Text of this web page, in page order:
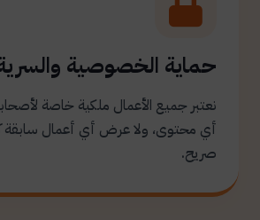
حماية الخصوصية والسرية
نعتبر جميع الأعمال ملكية خاصة
أي محتوى، ولا عرض أي أعمال سابقة
صريح.